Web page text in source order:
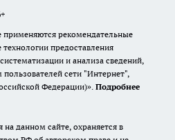
рекомендательные
предоставления
и анализа сведений,
сети "Интернет",
Федерации)». Подробнее
данном сайте, охраняется в